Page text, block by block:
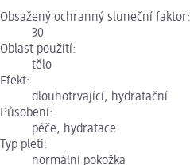
Obsažený ochranný sluneční faktor:
30
Oblast použití:
tělo
Efekt:
dlouhotrvající, hydratační
Působení:
péče, hydratace
Typ pleti:
normální pokožka